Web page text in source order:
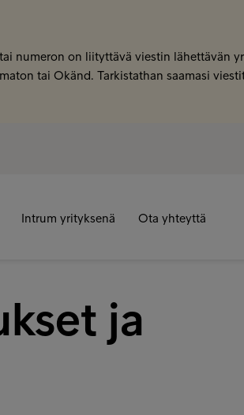
numeron on liityttävä viestin lähettävän
tai Okänd. Tarkistathan saamasi
Intrum yrityksenä Ota yhteyttä
ja